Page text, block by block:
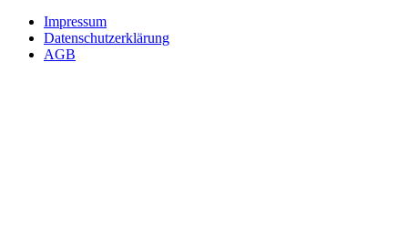
Impressum
Datenschutzerklärung
AGB